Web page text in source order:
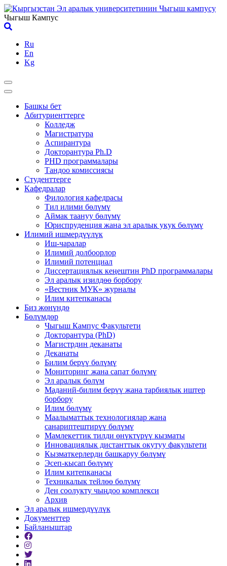
Skip
to
content
Чыгыш Кампус
Ru
En
Kg
Башкы бет
Абитуриенттерге
Колледж
Магистратура
Аспирантура
Докторантура Ph.D
PHD программалары
Тандоо комиссиясы
Студенттерге
Кафедралар
Филология кафедрасы
Тил илими бөлүмү
Аймак таануу бөлүмү
Юриспруденция жана эл аралык укук бөлүмү
Илимий ишмердүүлүк
Иш-чаралар
Илимий долбоорлор
Илимий потенциал
Диссертациялык кеңештин PhD программалары
Эл аралык изилдөө борбору
«Вестник МУК» журналы
Илим китепканасы
Биз жөнүндө
Бөлүмдөр
Чыгыш Кампус Факультети
Докторантура (PhD)
Магистрдин деканаты
Деканаты
Билим берүү бөлүмү
Мониторинг жана сапат бөлүмү
Эл аралык бөлүм
Маданий-билим берүү жана тарбиялык иштер
борбору
Илим бөлүмү
Маалыматтык технологиялар жана
санариптештирүү бөлүмү
Мамлекеттик тилди өнүктүрүү кызматы
Инновациялык дистанттык окутуу факультети
Кызматкерлерди башкаруу бөлүмү
Эсеп-кысап бөлүмү
Илим китепканасы
Техникалык тейлөө бөлүмү
Ден соолукту чыңдоо комплекси
Архив
Эл аралык ишмердүүлүк
Документтер
Байланыштар